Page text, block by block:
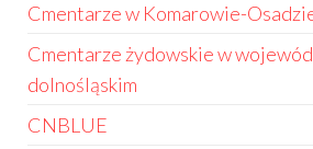
Cmentarze w Komarowie-
Cmentarze żydowskie w
dolnośląskim
CNBLUE